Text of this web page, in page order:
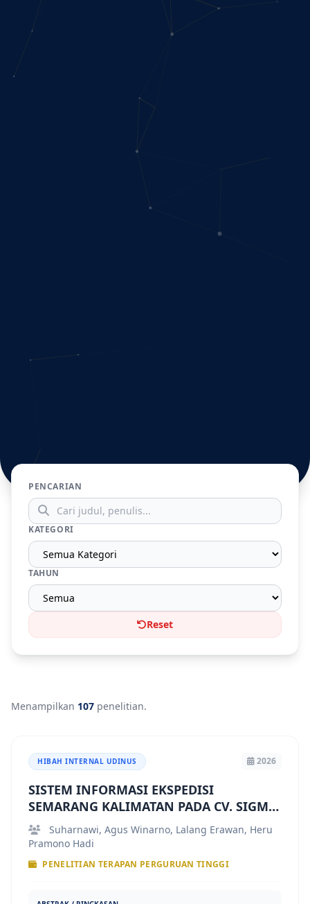
PENCARIAN
KATEGORI
TAHUN
Reset
Menampilkan 107 penelitian.
HIBAH INTERNAL UDINUS 2026
SISTEM INFORMASI EKSPEDISI
SEMARANG KALIMATAN PADA CV. SIGMA
NURAGA PROJECT
Suharnawi, Agus Winarno, Lalang Erawan, Heru
Pramono Hadi
PENELITIAN TERAPAN PERGURUAN TINGGI